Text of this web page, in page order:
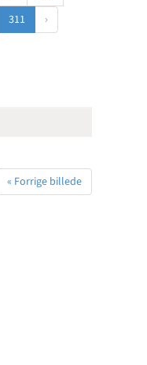
311 ›
« Forrige billede